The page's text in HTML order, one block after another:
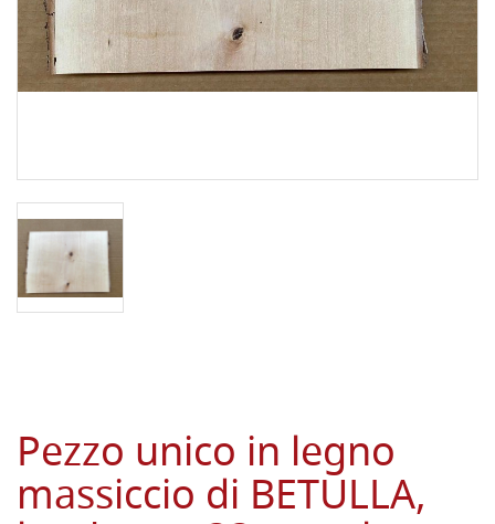
Pezzo unico in legno
massiccio di BETULLA,